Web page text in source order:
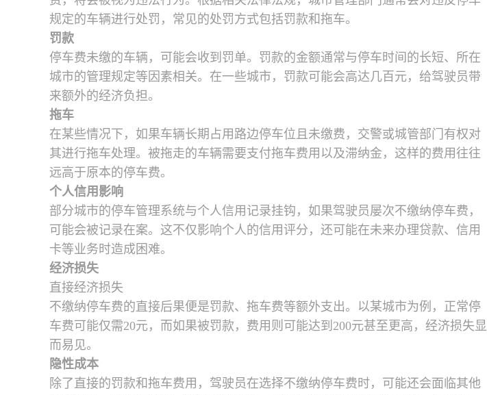
规定的车辆进行处罚，常见的处罚方式包括罚款和拖车。
罚款
停车费未缴的车辆，可能会收到罚单。罚款的金额通常与停车时间的长短、所在
城市的管理规定等因素相关。在一些城市，罚款可能会高达几百元，给驾驶员带
来额外的经济负担。
拖车
在某些情况下，如果车辆长期占用路边停车位且未缴费，交警或城管部门有权对
其进行拖车处理。被拖走的车辆需要支付拖车费用以及滞纳金，这样的费用往往
远高于原本的停车费。
个人信用影响
部分城市的停车管理系统与个人信用记录挂钩，如果驾驶员屡次不缴纳停车费，
可能会被记录在案。这不仅影响个人的信用评分，还可能在未来办理贷款、信用
卡等业务时造成困难。
经济损失
直接经济损失
不缴纳停车费的直接后果便是罚款、拖车费等额外支出。以某城市为例，正常停
车费可能仅需20元，而如果被罚款，费用则可能达到200元甚至更高，经济损失显
而易见。
隐性成本
除了直接的罚款和拖车费用，驾驶员在选择不缴纳停车费时，可能还会面临其他